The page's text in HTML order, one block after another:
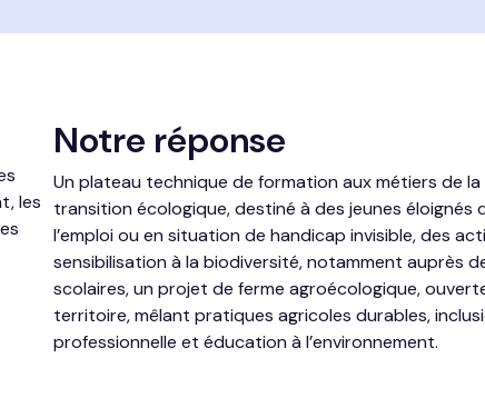
les
Notre réponse
Un plateau technique de formation aux métiers de la
transition écologique, destiné à des jeunes éloignés
l’emploi ou en situation de handicap invisible, des
sensibilisation à la biodiversité, notamment auprès
scolaires, un projet de ferme agroécologique,
territoire, mêlant pratiques agricoles durables,
professionnelle et éducation à l’environnement.